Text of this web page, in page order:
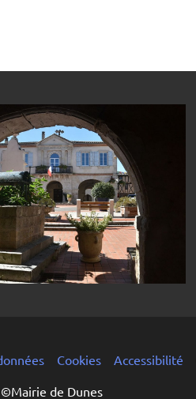
Cookies Accessibilité
©Mairie de Dunes